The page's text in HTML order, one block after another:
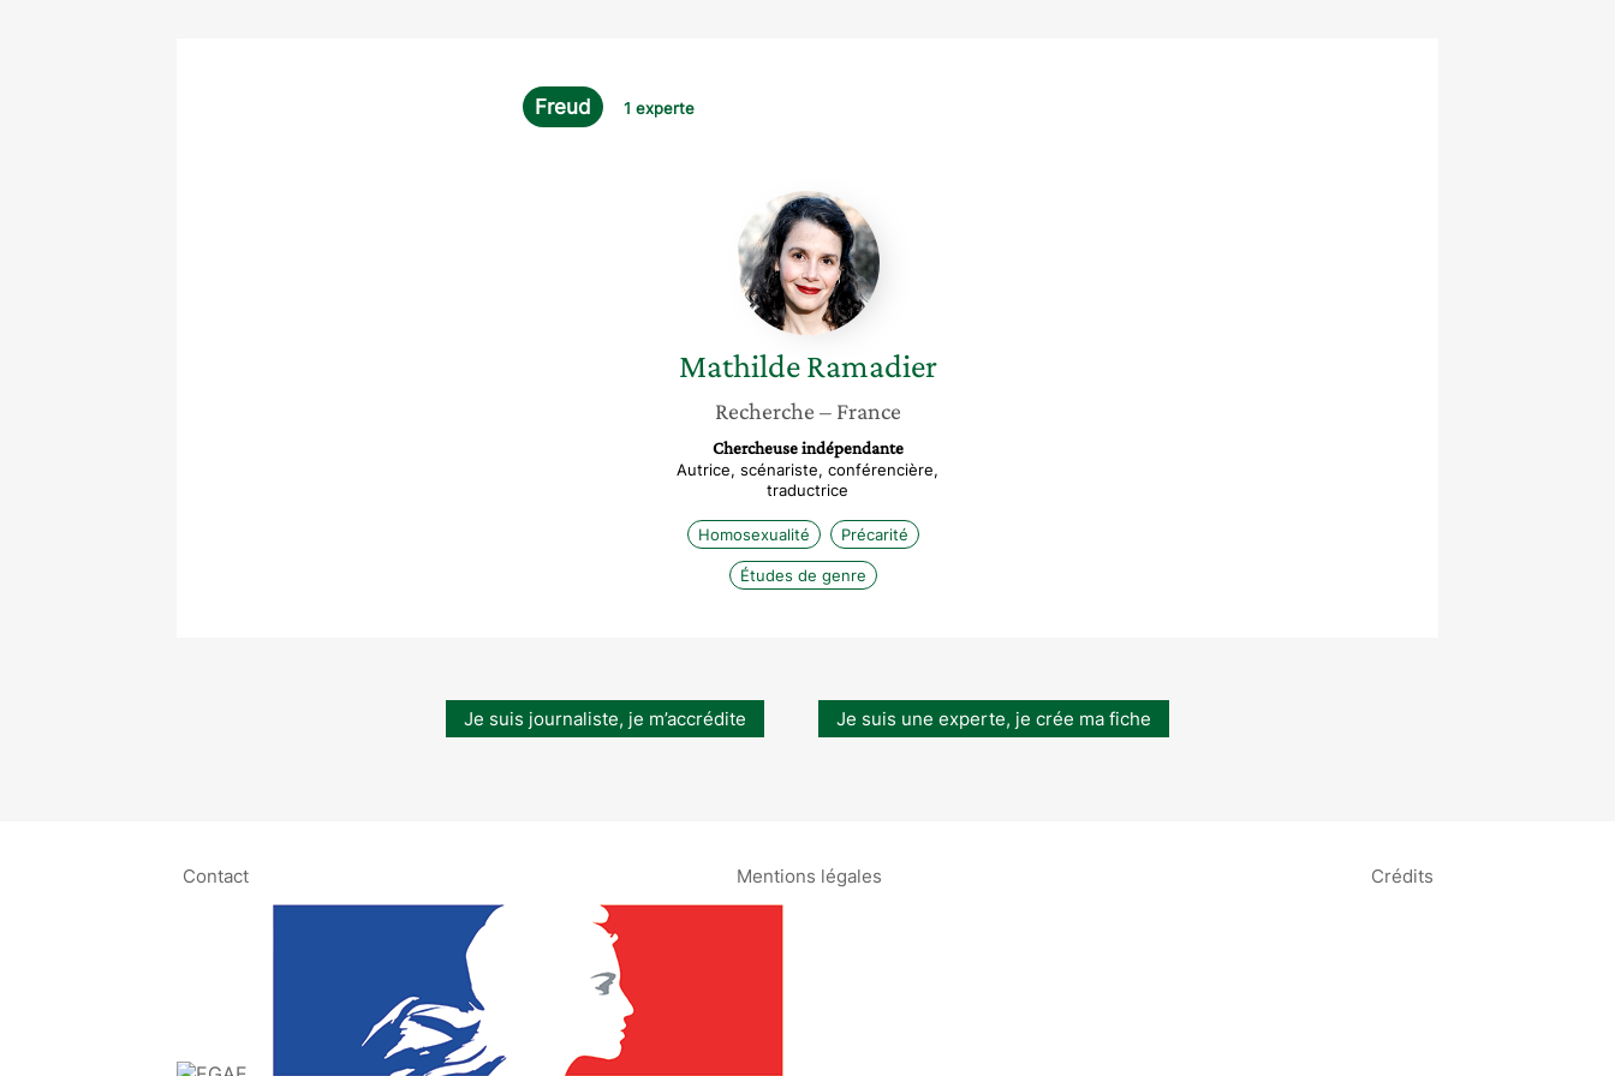
Freud 1 experte
Mathilde
Ramadier
Mathilde Ramadier
Recherche – France
Chercheuse indépendante
Autrice, scénariste, conférencière,
traductrice
Homosexualité Précarité
Études de genre
Je suis journaliste, je m’accrédite Je suis une experte, je crée ma fiche
Contact Mentions légales Crédits